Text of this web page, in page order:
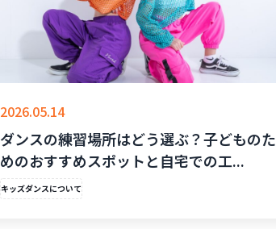
2026.05.14
ダンスの練習場所はどう選ぶ？子どものた
めのおすすめスポットと自宅での工...
キッズダンスについて